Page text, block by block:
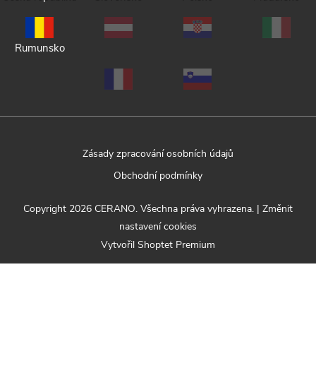
Rumunsko
Zásady zpracování osobních údajů
Obchodní podmínky
Vytvořil Shoptet Premium
Copyright 2026 CERANO. Všechna práva vyhrazena. | Změnit
nastavení cookies